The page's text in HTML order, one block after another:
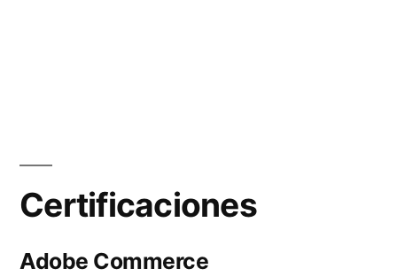
Certificaciones
Adobe Commerce